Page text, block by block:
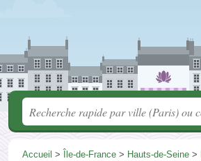
Accueil > Île-de-France > Hauts-de-Seine >